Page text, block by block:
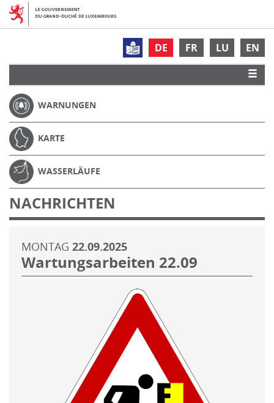
DE FR LU EN
WARNUNGEN
KARTE
WASSERLÄUFE
NACHRICHTEN
MONTAG 22.09.2025
Wartungsarbeiten 22.09